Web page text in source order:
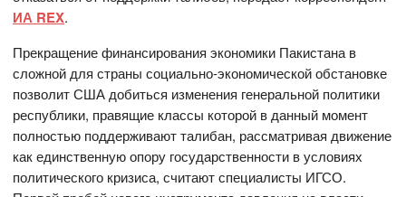
ИА REX.
Прекращение финансирования экономики Пакистана в
сложной для страны социально-экономической обстановке
позволит США добиться изменения генеральной политики
республики, правящие классы которой в данный момент
полностью поддерживают талибан, рассматривая движение
как единственную опору государственности в условиях
политического кризиса, считают специалисты ИГСО.